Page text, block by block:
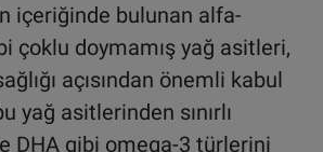
içeriğinde bulunan alfa-
çoklu doymamış yağ asitleri,
açısından önemli kabul
yağ asitlerinden sınırlı
DHA gibi omega-3 türlerini